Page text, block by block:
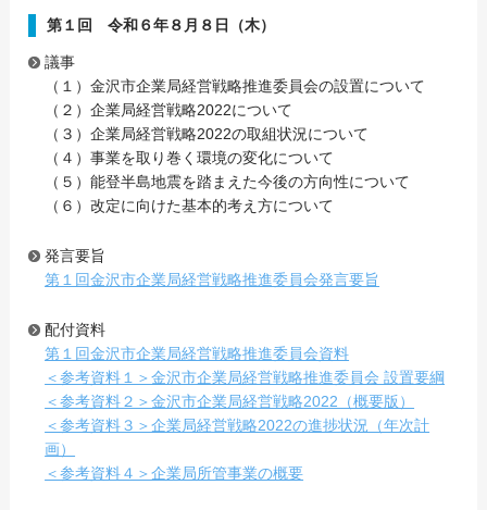
第１回 令和６年８月８日（木）
議事
（１）金沢市企業局経営戦略推進委員会の設置について
（２）企業局経営戦略2022について
（３）企業局経営戦略2022の取組状況について
（４）事業を取り巻く環境の変化について
（５）能登半島地震を踏まえた今後の方向性について
（６）改定に向けた基本的考え方について
発言要旨
第１回金沢市企業局経営戦略推進委員会発言要旨
配付資料
第１回金沢市企業局経営戦略推進委員会資料
＜参考資料１＞金沢市企業局経営戦略推進委員会 設置要綱
＜参考資料２＞金沢市企業局経営戦略2022（概要版）
＜参考資料３＞企業局経営戦略2022の進捗状況（年次計
画）
＜参考資料４＞企業局所管事業の概要